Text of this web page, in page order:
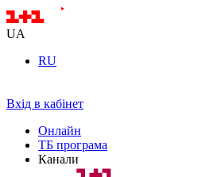
UA
RU
Вхід в кабінет
Онлайн
ТБ програма
Канали